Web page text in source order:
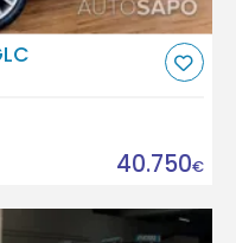
40.750€